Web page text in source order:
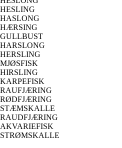
HESLING
HASLONG
HÆRSING
GULLBUST
HARSLONG
HERSLING
MJØSFISK
HIRSLING
KARPEFISK
RAUFJÆRING
RØDFJÆRING
STÆMSKALLE
RAUDFJÆRING
AKVARIEFISK
STRØMSKALLE